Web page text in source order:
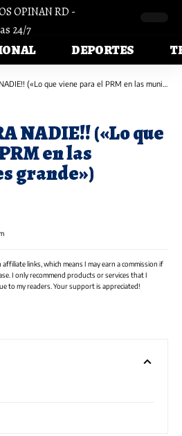
DEPORTES
(«Lo que viene para el PRM en las municipales es grande»)
NADIE!! («Lo que
en las
grande»)
links, which means I may earn a commission if
I only recommend products or services that I
to my readers. Your support is appreciated!